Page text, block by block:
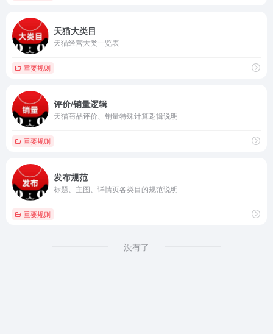
天猫大类目
天猫经营大类一览表
重要规则
评价/销量逻辑
天猫商品评价、销量特殊计算逻辑说明
重要规则
发布规范
标题、主图、详情页各类目的规范说明
重要规则
没有了